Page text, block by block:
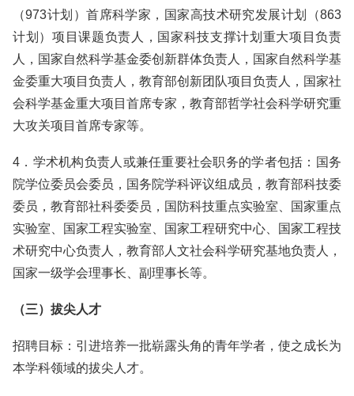
（973计划）首席科学家，国家高技术研究发展计划（863
计划）项目课题负责人，国家科技支撑计划重大项目负责
人，国家自然科学基金委创新群体负责人，国家自然科学基
金委重大项目负责人，教育部创新团队项目负责人，国家社
会科学基金重大项目首席专家，教育部哲学社会科学研究重
大攻关项目首席专家等。
4．学术机构负责人或兼任重要社会职务的学者包括：国务
院学位委员会委员，国务院学科评议组成员，教育部科技委
委员，教育部社科委委员，国防科技重点实验室、国家重点
实验室、国家工程实验室、国家工程研究中心、国家工程技
术研究中心负责人，教育部人文社会科学研究基地负责人，
国家一级学会理事长、副理事长等。
（三）拔尖人才
招聘目标：引进培养一批崭露头角的青年学者，使之成长为
本学科领域的拔尖人才。